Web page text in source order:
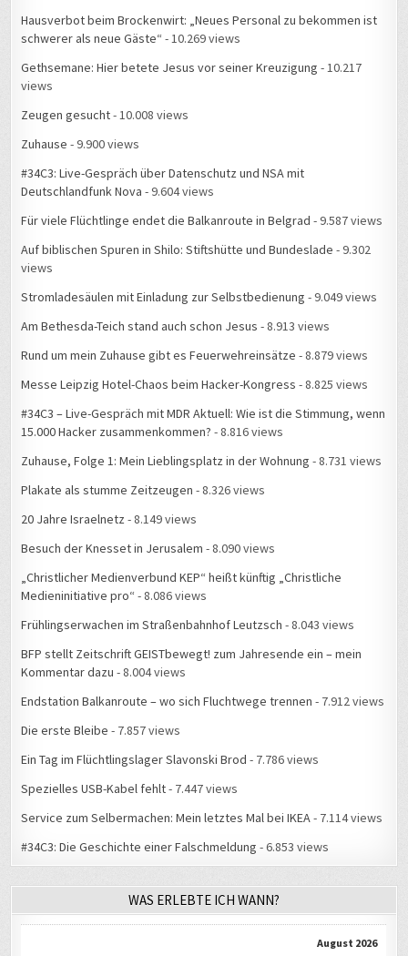
Hausverbot beim Brockenwirt: „Neues Personal zu bekommen ist
schwerer als neue Gäste“ - 10.269 views
Gethsemane: Hier betete Jesus vor seiner Kreuzigung - 10.217
views
Zeugen gesucht- 10.008 views
Zuhause - 9.900 views
#34C3: Live-Gespräch über Datenschutz und NSA mit
Deutschlandfunk Nova - 9.604 views
Für viele Flüchtlinge endet die Balkanroute in Belgrad - 9.587 views
Auf biblischen Spuren in Shilo: Stiftshütte und Bundeslade - 9.302
views
Stromladesäulen mit Einladung zur Selbstbedienung - 9.049 views
Am Bethesda-Teich stand auch schon Jesus - 8.913 views
Rund um mein Zuhause gibt es Feuerwehreinsätze - 8.879 views
Messe Leipzig Hotel-Chaos beim Hacker-Kongress - 8.825 views
#34C3 – Live-Gespräch mit MDR Aktuell: Wie ist die Stimmung, wenn
15.000 Hacker zusammenkommen? - 8.816 views
Zuhause, Folge 1: Mein Lieblingsplatz in der Wohnung - 8.731 views
Plakate als stumme Zeitzeugen - 8.326 views
20 Jahre Israelnetz - 8.149 views
Besuch der Knesset in Jerusalem - 8.090 views
„Christlicher Medienverbund KEP“ heißt künftig „Christliche
Medieninitiative pro“ - 8.086 views
Frühlingserwachen im Straßenbahnhof Leutzsch - 8.043 views
BFP stellt Zeitschrift GEISTbewegt! zum Jahresende ein – mein
Kommentar dazu - 8.004 views
Endstation Balkanroute – wo sich Fluchtwege trennen - 7.912 views
Die erste Bleibe - 7.857 views
Ein Tag im Flüchtlingslager Slavonski Brod - 7.786 views
Spezielles USB-Kabel fehlt- 7.447 views
Service zum Selbermachen: Mein letztes Mal bei IKEA- 7.114 views
#34C3: Die Geschichte einer Falschmeldung - 6.853 views
WAS ERLEBTE ICH WANN?
August 2026